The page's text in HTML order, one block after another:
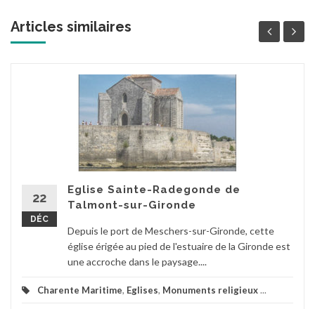
Articles similaires
22
DÉC
Eglise Sainte-Radegonde de
Talmont-sur-Gironde
Depuis le port de Meschers-sur-Gironde, cette
église érigée au pied de l'estuaire de la Gironde est
une accroche dans le paysage....
Charente Maritime, Eglises, Monuments religieux...